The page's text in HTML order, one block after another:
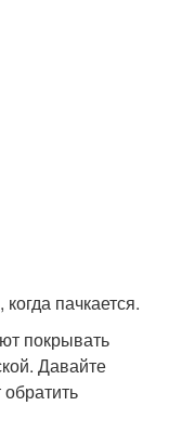
пачкается.
покрывать
Давайте
обратить